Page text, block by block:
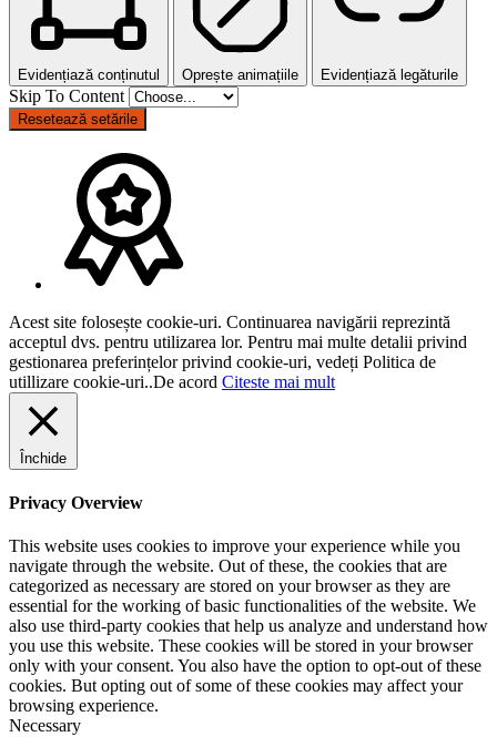
Evidențiază conținutul Oprește animațiile Evidențiază legăturile
Skip To Content
Resetează setările
Acest site folosește cookie-uri. Continuarea navigării reprezintă
acceptul dvs. pentru utilizarea lor. Pentru mai multe detalii privind
gestionarea preferințelor privind cookie-uri, vedeți Politica de
utillizare cookie-uri..De acord Citeste mai mult
Închide
Privacy Overview
This website uses cookies to improve your experience while you
navigate through the website. Out of these, the cookies that are
categorized as necessary are stored on your browser as they are
essential for the working of basic functionalities of the website. We
also use third-party cookies that help us analyze and understand how
you use this website. These cookies will be stored in your browser
only with your consent. You also have the option to opt-out of these
cookies. But opting out of some of these cookies may affect your
browsing experience.
Necessary